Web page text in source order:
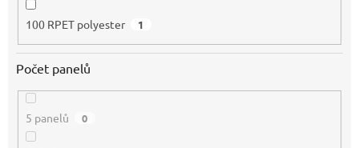
100 RPET polyester 1
Počet panelů
5 panelů 0